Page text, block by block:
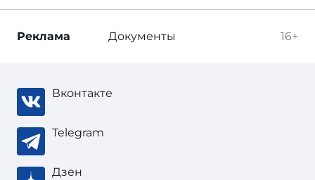
16+
Реклама Документы
Вконтакте
Telegram
Дзен